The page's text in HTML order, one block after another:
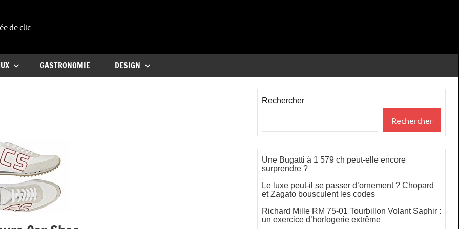
de clic
GASTRONOMIE DESIGN
Rechercher
Rechercher
Une Bugatti à 1 579 ch peut-elle encore
surprendre ?
Le luxe peut-il se passer d’ornement ? Chopard
et Zagato bousculent les codes
Richard Mille RM 75-01 Tourbillon Volant Saphir :
un exercice d’horlogerie extrême